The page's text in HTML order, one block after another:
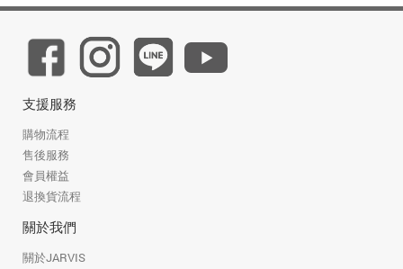
支援服務
購物流程
售後服務
會員權益
退換貨流程
關於我們
關於JARVIS